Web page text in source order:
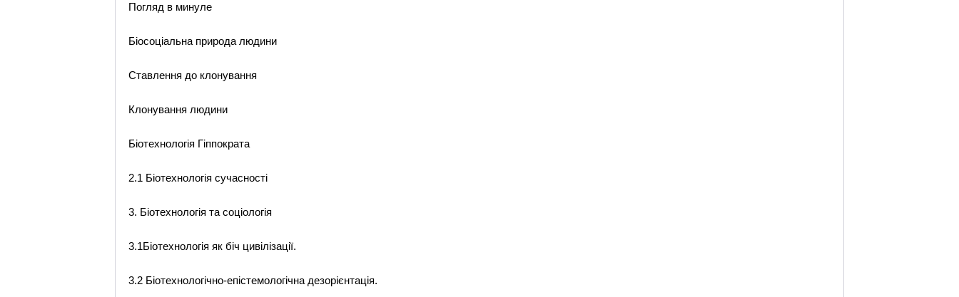
Погляд в минуле
Біосоціальна природа людини
Ставлення до клонування
Клонування людини
Біотехнологія Гіппократа
2.1 Біотехнологія сучасності
3. Біотехнологія та соціологія
3.1Біотехнологія як біч цивілізації.
3.2 Біотехнологічно-епістемологічна дезорієнтація.